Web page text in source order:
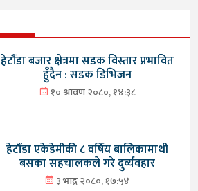
हेटौंडा बजार क्षेत्रमा सडक विस्तार प्रभावित
हुँदैन : सडक डिभिजन
१० श्रावण २०८०, १४:३८
हेटौंडा एकेडेमीकी ८ वर्षिय बालिकामाथी
बसका सहचालकले गरे दुर्व्यवहार
३ भाद्र २०८०, १७:५४